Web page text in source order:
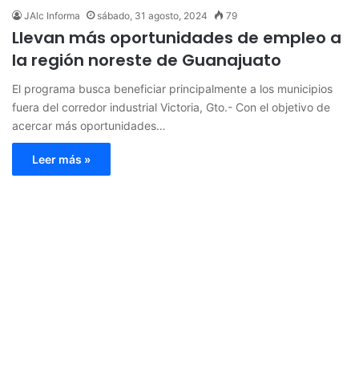
JAlc Informa sábado, 31 agosto, 2024 79
Llevan más oportunidades de empleo a
la región noreste de Guanajuato
El programa busca beneficiar principalmente a los municipios
fuera del corredor industrial Victoria, Gto.- Con el objetivo de
acercar más oportunidades…
Leer más »